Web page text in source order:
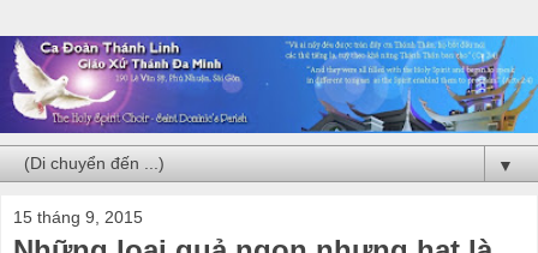
▼
15 tháng 9, 2015